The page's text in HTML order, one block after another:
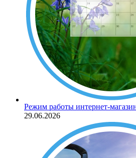
Режим работы интернет-
29.06.2026